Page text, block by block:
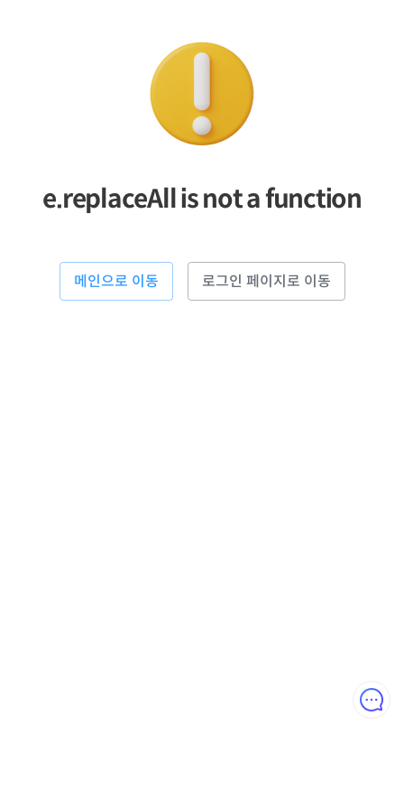
e.replaceAll is not a function
메인으로 이동 로그인 페이지로 이동